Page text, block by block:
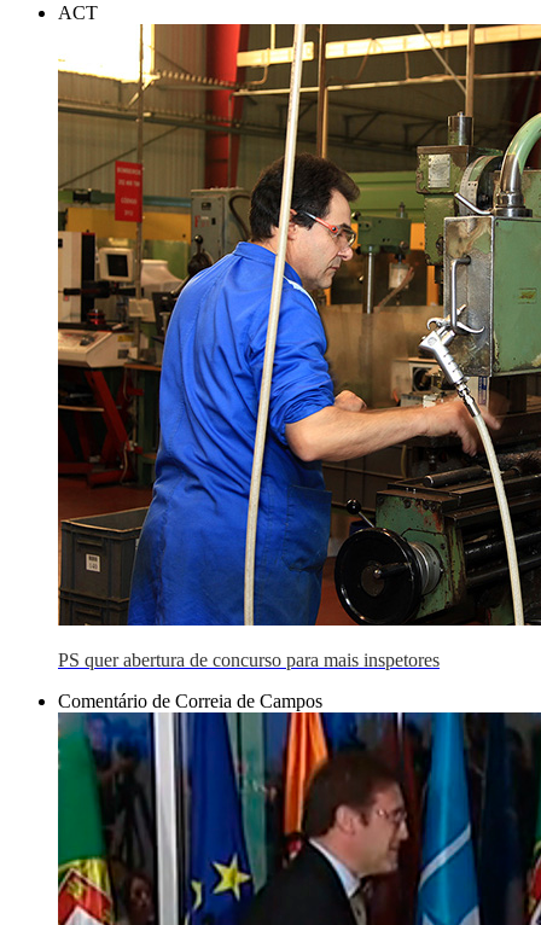
ACT
PS quer abertura de concurso para mais inspetores
Comentário de Correia de Campos